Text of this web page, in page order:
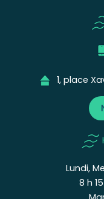
1, place
Lundi,
8 h